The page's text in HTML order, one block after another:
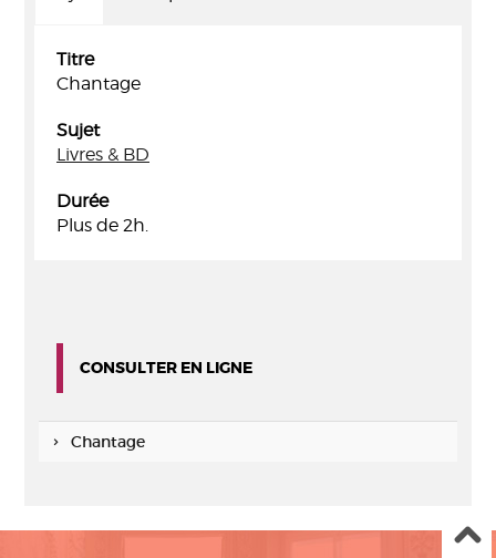
Titre
Chantage
Sujet
Livres & BD
Durée
Plus de 2h.
CONSULTER EN LIGNE
Chantage